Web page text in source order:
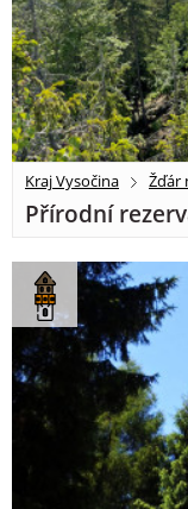
Kraj Vysočina Žďár
Přírodní